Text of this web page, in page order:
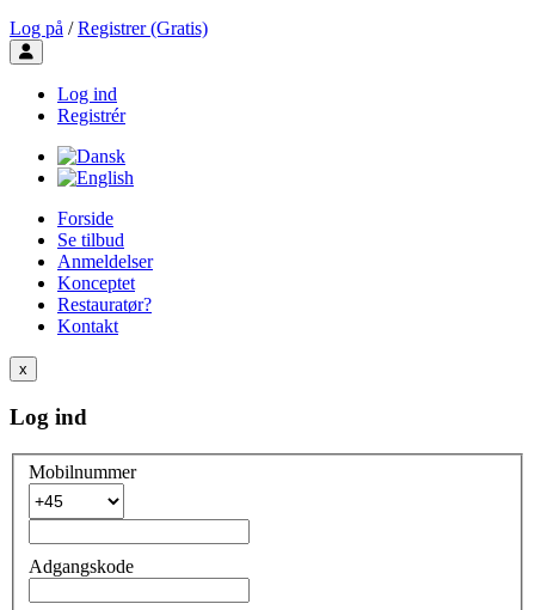
Log på / Registrer (Gratis)
Toggle user menu
Log ind
Registrér
Forside
Se tilbud
Anmeldelser
Konceptet
Restauratør?
Kontakt
x
Log ind
Mobilnummer
Adgangskode